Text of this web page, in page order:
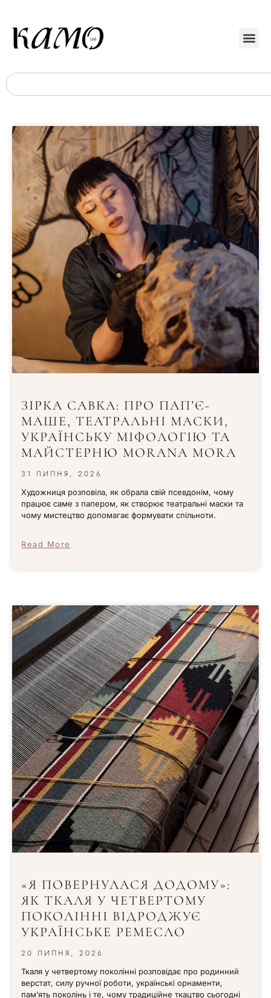
ЗІРКА САВКА: ПРО ПАП’Є-
МАШЕ, ТЕАТРАЛЬНІ МАСКИ,
УКРАЇНСЬКУ МІФОЛОГІЮ ТА
МАЙСТЕРНЮ MORANA MORA
31 ЛИПНЯ, 2026
Художниця розповіла, як обрала свій псевдонім, чому
працює саме з папером, як створює театральні маски та
чому мистецтво допомагає формувати спільноти.
Read More
«Я ПОВЕРНУЛАСЯ ДОДОМУ»:
ЯК ТКАЛЯ У ЧЕТВЕРТОМУ
ПОКОЛІННІ ВІДРОДЖУЄ
УКРАЇНСЬКЕ РЕМЕСЛО
20 ЛИПНЯ, 2026
Ткаля у четвертому поколінні розповідає про родинний
верстат, силу ручної роботи, українські орнаменти,
пам’ять поколінь і те, чому традиційне ткацтво сьогодні